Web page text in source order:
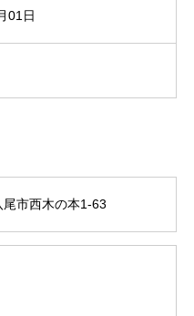
01日
市西木の本1-63